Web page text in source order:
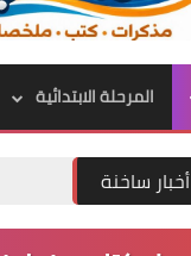
الرئيسية
المرحلة الابتدائية
أخبار ساخنة